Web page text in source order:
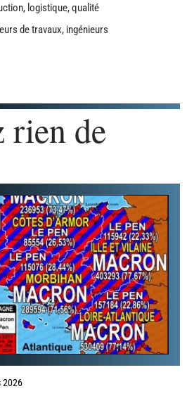
logistique, qualité
de travaux, ingénieurs
rien de
2026